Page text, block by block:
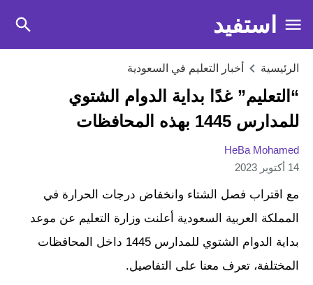
استفيد
الرئيسية أخبار التعليم في السعودية
“التعليم” غدًا بداية الدوام الشتوي
للمدارس 1445 بهذه المحافظات
HeBa Mohamed
14 أكتوبر 2023
مع اقتراب فصل الشتاء وانخفاض درجات الحرارة في
المملكة العربية السعودية أعلنت وزارة التعليم عن موعد
بداية الدوام الشتوي للمدارس 1445 داخل المحافظات
المختلفة، تعرف معنا على التفاصيل.